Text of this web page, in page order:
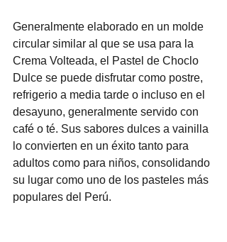
Generalmente elaborado en un molde
circular similar al que se usa para la
Crema Volteada, el Pastel de Choclo
Dulce se puede disfrutar como postre,
refrigerio a media tarde o incluso en el
desayuno, generalmente servido con
café o té. Sus sabores dulces a vainilla
lo convierten en un éxito tanto para
adultos como para niños, consolidando
su lugar como uno de los pasteles más
populares del Perú.